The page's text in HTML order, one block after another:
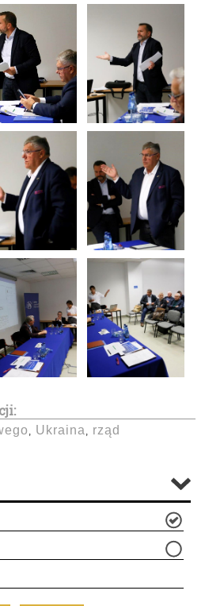
, Ukraina , rząd